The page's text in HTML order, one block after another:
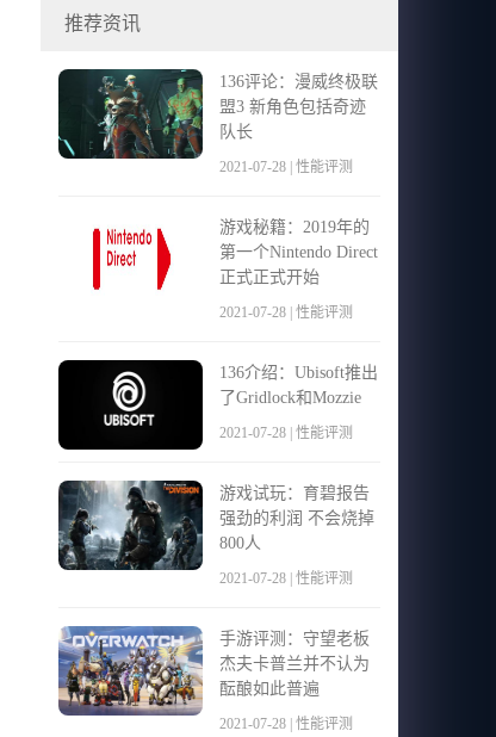
推荐资讯
136评论：漫威终极联
盟3 新角色包括奇迹
队长
2021-07-28 | 性能评测
游戏秘籍：2019年的
第一个Nintendo Direct
正式正式开始
2021-07-28 | 性能评测
136介绍：Ubisoft推出
了Gridlock和Mozzie
2021-07-28 | 性能评测
游戏试玩：育碧报告
强劲的利润 不会烧掉
800人
2021-07-28 | 性能评测
手游评测：守望老板
杰夫卡普兰并不认为
酝酿如此普遍
2021-07-28 | 性能评测